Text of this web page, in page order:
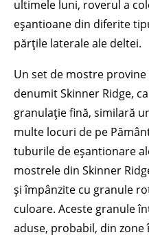
ultimele luni, roverul a
eșantioane din diferite
părțile laterale ale deltei.
Un set de mostre
denumit Skinner Ridge,
granulație fină, similară
multe locuri de pe
tuburile de eșantionare
mostrele din Skinner
și împânzite cu granule
culoare. Aceste granule
aduse, probabil, din